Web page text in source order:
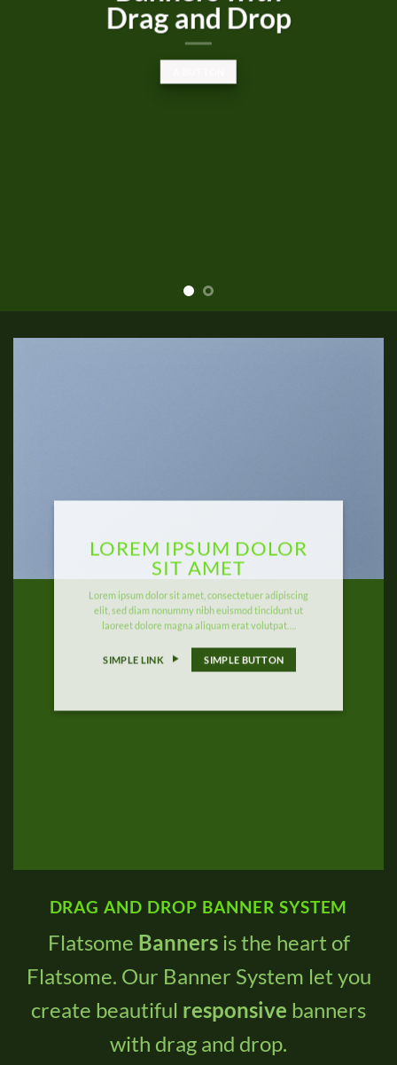
diam nonummy nibh euismod
tincidunt ut laoreet dolore
LOREM IPSUM DOLOR
SIT AMET
Lorem ipsum dolor sit amet, consectetuer adipiscing
elit, sed diam nonummy nibh euismod tincidunt ut
laoreet dolore magna aliquam erat volutpat….
SIMPLE LINK SIMPLE BUTTON
DRAG AND DROP BANNER SYSTEM
Flatsome Bannersis the heart of
Flatsome. Our Banner System let you
create beautiful responsive banners
with drag and drop.